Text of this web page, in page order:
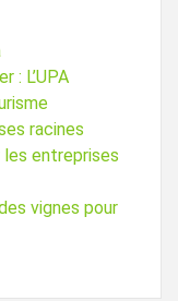
: L’UPA
racines
les entreprises
vignes pour